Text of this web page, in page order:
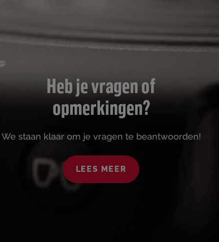
Heb je vragen of
opmerkingen?
We staan klaar om je vragen te beantwoorden!
LEES MEER